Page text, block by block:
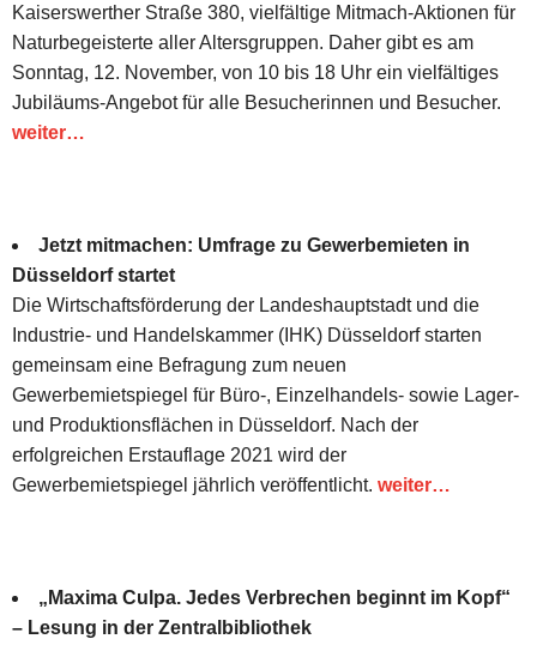
Kaiserswerther Straße 380, vielfältige Mitmach-Aktionen für
Naturbegeisterte aller Altersgruppen. Daher gibt es am
Sonntag, 12. November, von 10 bis 18 Uhr ein vielfältiges
Jubiläums-Angebot für alle Besucherinnen und Besucher.
weiter…
Jetzt mitmachen: Umfrage zu Gewerbemieten in
Düsseldorf startet
Die Wirtschaftsförderung der Landeshauptstadt und die
Industrie- und Handelskammer (IHK) Düsseldorf starten
gemeinsam eine Befragung zum neuen
Gewerbemietspiegel für Büro-, Einzelhandels- sowie Lager-
und Produktionsflächen in Düsseldorf. Nach der
erfolgreichen Erstauflage 2021 wird der
Gewerbemietspiegel jährlich veröffentlicht. weiter…
„Maxima Culpa. Jedes Verbrechen beginnt im Kopf“
– Lesung in der Zentralbibliothek